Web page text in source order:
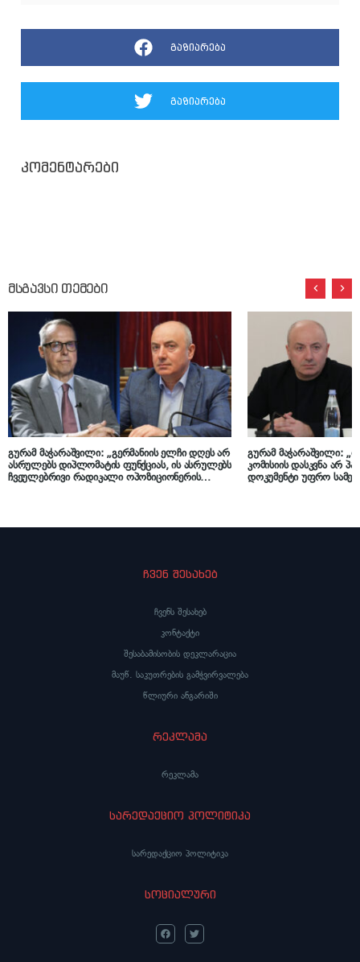
გაზიარება
გაზიარება
კომენტარები
მსგავსი თემები
გურამ მაჭარაშვილი: „გერმანიის ელჩი დღეს არ
ასრულებს დიპლომატის ფუნქციას, ის ასრულებს
ჩვეულებრივი რადიკალი ოპოზიციონერის
გურამ მაჭარაშვილი:
კომისიის დასკვნა არ
დოკუმენტი უფრო
ჩვენ შესახებ
ჩვენს შესახებ
კონტაქტი
შესაბამისობის დეკლარაცია
მაუწ. საკუთრების გამჭვირვალება
წლიური ანგარიში
რეკლამა
რეკლამა
სარედაქციო პოლიტიკა
სარედაქციო პოლიტიკა
სოციალური